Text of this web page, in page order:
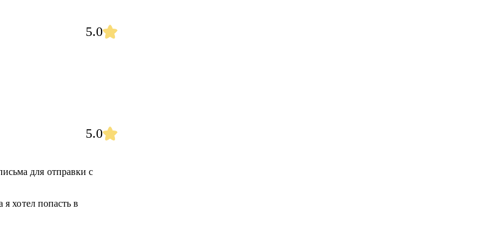
5.0
5.0
для отправки с
хотел попасть в